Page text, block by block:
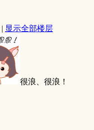
| 显示全部楼层
很浪、很浪！